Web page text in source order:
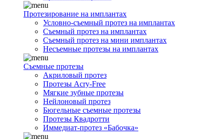
Протезирование на имплантах
Условно-съемный протез на имплантах
Съемный протез на имплантах
Съемный протез на мини имплантах
Несъемные протезы на имплантах
Съемные протезы
Акриловый протез
Протезы Acry-Free
Мягкие зубные протезы
Нейлоновый протез
Бюгельные съемные протезы
Протезы Квадротти
Иммедиат-протез «Бабочка»